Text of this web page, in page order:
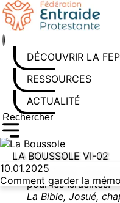
Aller au contenu
DÉCOUVRIR LA FEP
RESSOURCES
ACTUALITÉS
Rechercher sur le site
Saisissez au moins 3
LA BOUSSOLE VI-02
10.01.2025
Comment garder la
Ces pierres seront
pour les Israélites.
La Bible, Josué,